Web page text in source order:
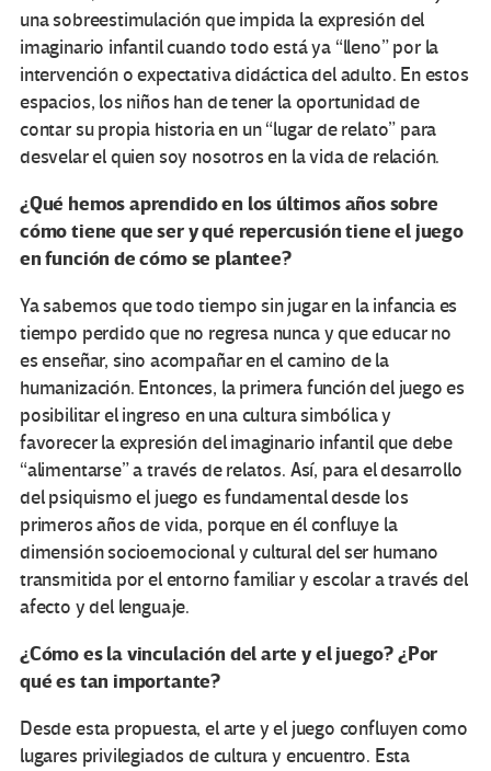
una sobreestimulación que impida la expresión del
imaginario infantil cuando todo está ya “lleno” por la
intervención o expectativa didáctica del adulto. En estos
espacios, los niños han de tener la oportunidad de
contar su propia historia en un “lugar de relato” para
desvelar el quien soy nosotros en la vida de relación.
¿Qué hemos aprendido en los últimos años sobre
cómo tiene que ser y qué repercusión tiene el juego
en función de cómo se plantee?
Ya sabemos que todo tiempo sin jugar en la infancia es
tiempo perdido que no regresa nunca y que educar no
es enseñar, sino acompañar en el camino de la
humanización. Entonces, la primera función del juego es
posibilitar el ingreso en una cultura simbólica y
favorecer la expresión del imaginario infantil que debe
“alimentarse” a través de relatos. Así, para el desarrollo
del psiquismo el juego es fundamental desde los
primeros años de vida, porque en él confluye la
dimensión socioemocional y cultural del ser humano
transmitida por el entorno familiar y escolar a través del
afecto y del lenguaje.
¿Cómo es la vinculación del arte y el juego? ¿Por
qué es tan importante?
Desde esta propuesta, el arte y el juego confluyen como
lugares privilegiados de cultura y encuentro. Esta